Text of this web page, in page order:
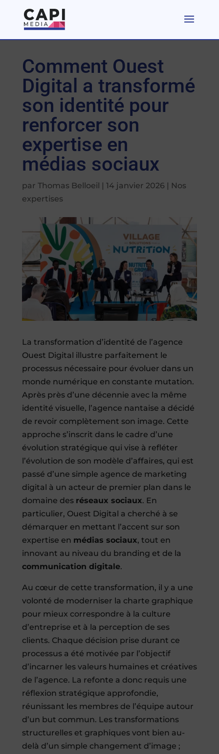
Comment Ouest
Digital a transformé
son identité pour
renforcer son
expertise en
médias sociaux
par Thomas Belloeil | 14 janvier 2026 | Nos
expertises
La transformation d’identité de l’agence
Ouest Digital illustre parfaitement le
processus nécessaire pour évoluer dans un
monde numérique en constante mutation.
Après près d’une décennie avec la même
identité visuelle, l’agence nantaise a décidé
de revoir complètement son image. Cette
approche s’inscrit dans le cadre d’une
évolution stratégique qui vise à refléter
l’évolution de son modèle d’affaires, qui est
passé d’une simple agence de marketing
digital à un acteur de premier plan dans le
domaine des réseaux sociaux. En
particulier, Ouest Digital a cherché à se
démarquer en mettant l’accent sur son
expertise en médias sociaux, tout en
innovant au niveau du branding et de la
communication digitale.
Au cœur de cette transformation, il y a une
volonté de moderniser la charte graphique
pour mieux correspondre à la culture
d’entreprise et à la perception de ses
clients. Chaque décision prise durant ce
processus a été motivée par l’objectif
d’incarner les valeurs humaines et créatives
de l’agence. La refonte a donc requis une
réflexion stratégique approfondie,
réunissant les membres de l’équipe autour
d’un but commun. Les transformations
structurelles et graphiques vont bien au-
delà d’un simple changement d’image ;